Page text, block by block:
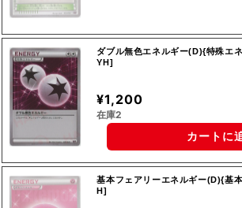
ダブル無色エネルギー(D){特殊エ
YH]
¥1,200
在庫2
カートに
基本フェアリーエネルギー(D){基
H]